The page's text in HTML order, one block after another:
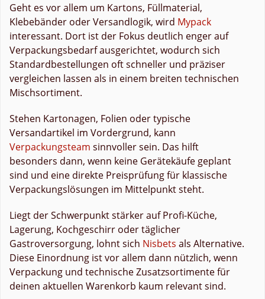
Geht es vor allem um Kartons, Füllmaterial,
Klebebänder oder Versandlogik, wird Mypack
interessant. Dort ist der Fokus deutlich enger auf
Verpackungsbedarf ausgerichtet, wodurch sich
Standardbestellungen oft schneller und präziser
vergleichen lassen als in einem breiten technischen
Mischsortiment.
Stehen Kartonagen, Folien oder typische
Versandartikel im Vordergrund, kann
Verpackungsteam sinnvoller sein. Das hilft
besonders dann, wenn keine Gerätekäufe geplant
sind und eine direkte Preisprüfung für klassische
Verpackungslösungen im Mittelpunkt steht.
Liegt der Schwerpunkt stärker auf Profi-Küche,
Lagerung, Kochgeschirr oder täglicher
Gastroversorgung, lohnt sich Nisbets als Alternative.
Diese Einordnung ist vor allem dann nützlich, wenn
Verpackung und technische Zusatzsortimente für
deinen aktuellen Warenkorb kaum relevant sind.